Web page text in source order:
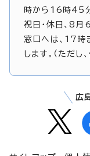
時から16時45分
祝日・休日、8
窓口へは、17時
します。（ただ
広